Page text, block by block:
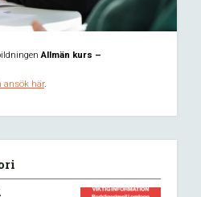
Allmän kurs –
ansök här.